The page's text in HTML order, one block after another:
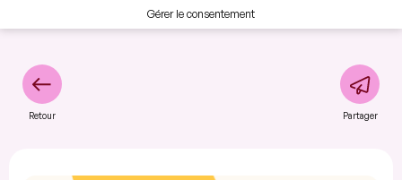
Gérer le consentement
Retour Partager